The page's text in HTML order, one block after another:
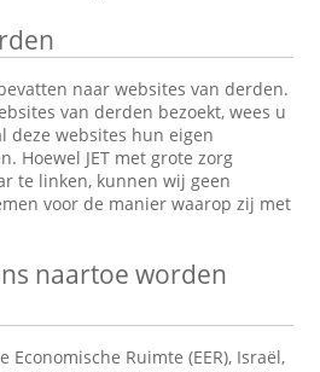
naar websites van derden.
van derden bezoekt, wees u
deze websites hun eigen
Hoewel JET met grote zorg
te linken, kunnen wij geen
voor de manier waarop zij met
naartoe worden
Economische Ruimte (EER), Israël,